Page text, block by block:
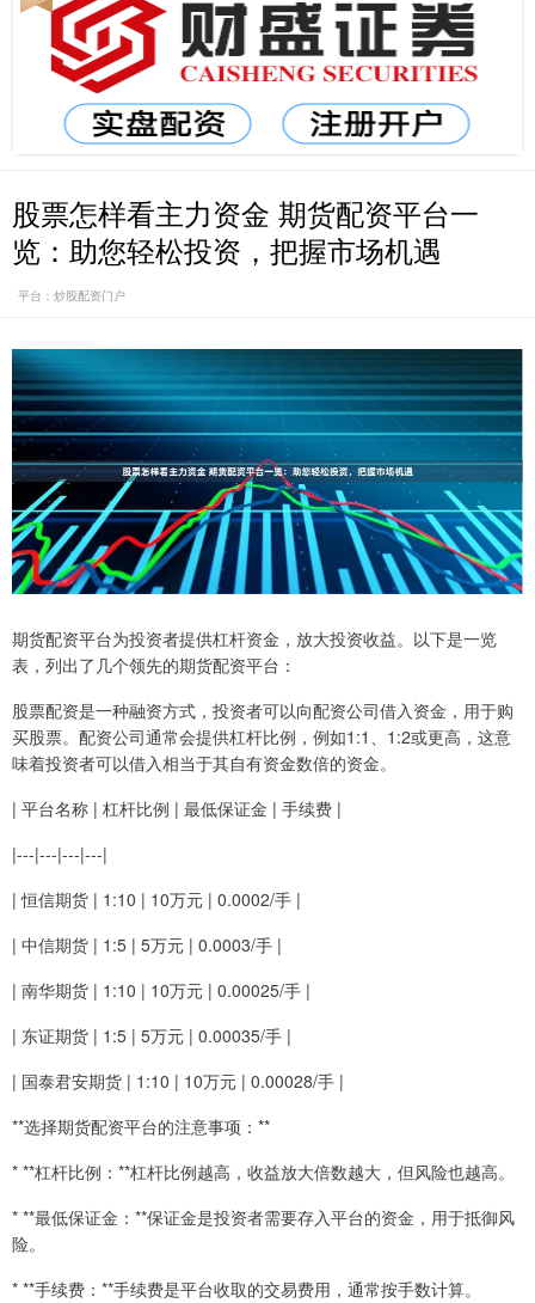
股票怎样看主力资金 期货配资平台一
览：助您轻松投资，把握市场机遇
平台：炒股配资门户
期货配资平台为投资者提供杠杆资金，放大投资收益。以下是一览
表，列出了几个领先的期货配资平台：
股票配资是一种融资方式，投资者可以向配资公司借入资金，用于购
买股票。配资公司通常会提供杠杆比例，例如1:1、1:2或更高，这意
味着投资者可以借入相当于其自有资金数倍的资金。
| 平台名称 | 杠杆比例 | 最低保证金 | 手续费 |
|---|---|---|---|
| 恒信期货 | 1:10 | 10万元 | 0.0002/手 |
| 中信期货 | 1:5 | 5万元 | 0.0003/手 |
| 南华期货 | 1:10 | 10万元 | 0.00025/手 |
| 东证期货 | 1:5 | 5万元 | 0.00035/手 |
| 国泰君安期货 | 1:10 | 10万元 | 0.00028/手 |
**选择期货配资平台的注意事项：**
* **杠杆比例：**杠杆比例越高，收益放大倍数越大，但风险也越高。
* **最低保证金：**保证金是投资者需要存入平台的资金，用于抵御风
险。
* **手续费：**手续费是平台收取的交易费用，通常按手数计算。